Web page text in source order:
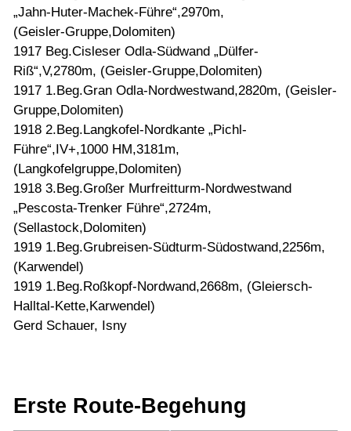
„Jahn-Huter-Machek-Führe“,2970m,
(Geisler-Gruppe,Dolomiten)
1917 Beg.Cisleser Odla-Südwand „Dülfer-
Riß“,V,2780m, (Geisler-Gruppe,Dolomiten)
1917 1.Beg.Gran Odla-Nordwestwand,2820m, (Geisler-
Gruppe,Dolomiten)
1918 2.Beg.Langkofel-Nordkante „Pichl-
Führe“,IV+,1000 HM,3181m,
(Langkofelgruppe,Dolomiten)
1918 3.Beg.Großer Murfreitturm-Nordwestwand
„Pescosta-Trenker Führe“,2724m,
(Sellastock,Dolomiten)
1919 1.Beg.Grubreisen-Südturm-Südostwand,2256m,
(Karwendel)
1919 1.Beg.Roßkopf-Nordwand,2668m, (Gleiersch-
Halltal-Kette,Karwendel)
Gerd Schauer, Isny
Erste Route-Begehung